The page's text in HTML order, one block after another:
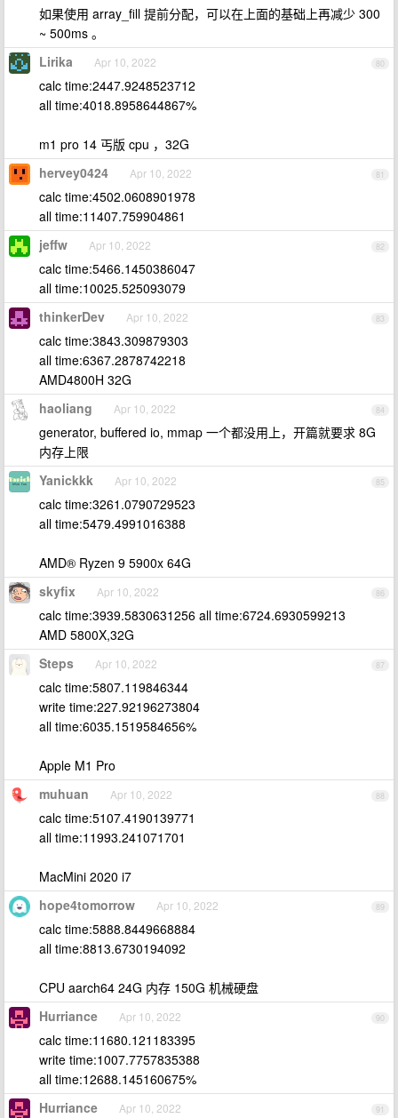
如果使用 array_fill 提前分配，可以在上面的基础上再减少 300
~ 500ms 。
80
Lirika Apr 10, 2022
calc time:2447.9248523712
all time:4018.8958644867%
m1 pro 14 丐版 cpu ，32G
81
hervey0424 Apr 10, 2022
calc time:4502.0608901978
all time:11407.759904861
82
jeffw Apr 10, 2022
calc time:5466.1450386047
all time:10025.525093079
83
thinkerDev Apr 10, 2022
calc time:3843.309879303
all time:6367.2878742218
AMD4800H 32G
84
haoliang Apr 10, 2022
generator, buffered io, mmap 一个都没用上，开篇就要求 8G
内存上限
85
Yanickkk Apr 10, 2022
calc time:3261.0790729523
all time:5479.4991016388
AMD® Ryzen 9 5900x 64G
86
skyfix Apr 10, 2022
calc time:3939.5830631256 all time:6724.6930599213
AMD 5800X,32G
87
Steps Apr 10, 2022
calc time:5807.119846344
write time:227.92196273804
all time:6035.1519584656%
Apple M1 Pro
88
muhuan Apr 10, 2022
calc time:5107.4190139771
all time:11993.241071701
MacMini 2020 i7
89
hope4tomorrow Apr 10, 2022
calc time:5888.8449668884
all time:8813.6730194092
CPU aarch64 24G 内存 150G 机械硬盘
90
Hurriance Apr 10, 2022
calc time:11680.121183395
write time:1007.7757835388
all time:12688.145160675%
91
Hurriance Apr 10, 2022